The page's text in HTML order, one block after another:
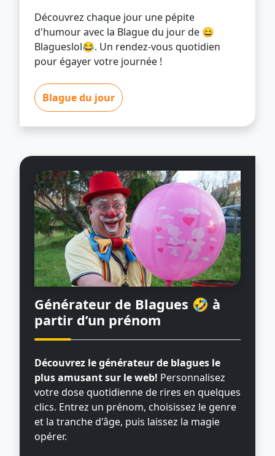
Découvrez chaque jour une pépite
d'humour avec la Blague du jour de 😄
Blagueslol😂. Un rendez-vous quotidien
pour égayer votre journée !
Blague du jour
Générateur de Blagues 🤣 à
partir d’un prénom
Découvrez le générateur de blagues le
plus amusant sur le web! Personnalisez
votre dose quotidienne de rires en quelques
clics. Entrez un prénom, choisissez le genre
et la tranche d'âge, puis laissez la magie
opérer.